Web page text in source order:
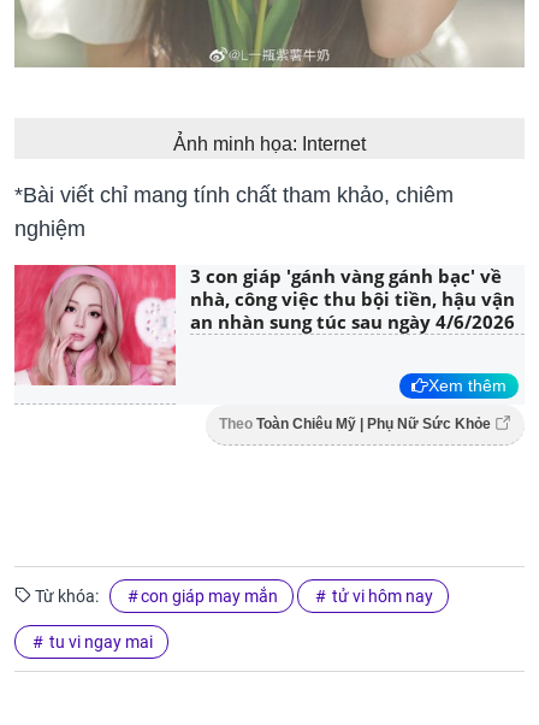
Ảnh minh họa: Internet
*Bài viết chỉ mang tính chất tham khảo, chiêm
nghiệm
3 con giáp 'gánh vàng gánh bạc' về
nhà, công việc thu bội tiền, hậu vận
an nhàn sung túc sau ngày 4/6/2026
Xem thêm
Theo Toàn Chiêu Mỹ | Phụ Nữ Sức Khỏe
Từ khóa: con giáp may mắn tử vi hôm nay
tu vi ngay mai